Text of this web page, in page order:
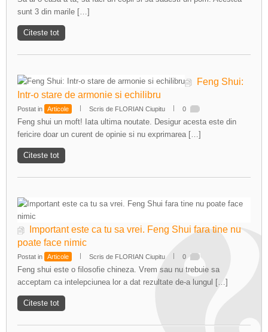
sunt 3 din marile […]
Citeste tot
Feng Shui:
Intr-o stare de armonie si echilibru
Postat in Articole Scris de FLORIAN Ciupitu 0
Feng shui un moft! Iata ultima noutate. Desigur acesta este din
fericire doar un curent de opinie si nu exprimarea […]
Citeste tot
Important este ca tu sa vrei. Feng Shui fara tine nu
poate face nimic
Postat in Articole Scris de FLORIAN Ciupitu 0
Feng shui este o filosofie chineza. Vrem sau nu trebuie sa
acceptam ca intelepciunea lor a dat rezultate de-a lungul […]
Citeste tot